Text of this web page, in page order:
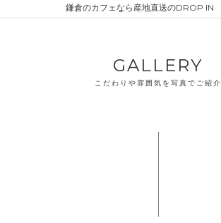
鎌倉のカフェなら産地直送のDROP IN
GALLERY
こだわりや雰囲気を写真でご紹介